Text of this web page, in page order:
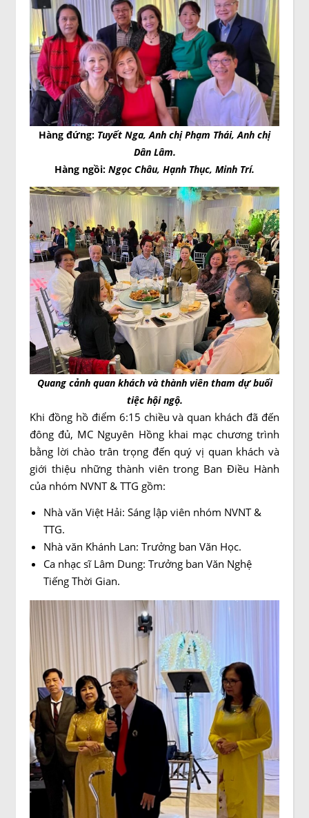
Hàng đứng: Tuyết Nga, Anh chị Phạm Thái, Anh chị
Dân Lâm.
Hàng ngồi: Ngọc Châu, Hạnh Thục, Minh Trí.
Quang cảnh quan khách và thành viên tham dự buổi
tiệc hội ngộ.
Khi đồng hồ điểm 6:15 chiều và quan khách đã đến
đông đủ, MC Nguyên Hồng khai mạc chương trình
bằng lời chào trân trọng đến quý vị quan khách và
giới thiệu những thành viên trong Ban Điều Hành
của nhóm NVNT & TTG gồm:
Nhà văn Việt Hải: Sáng lập viên nhóm NVNT &
TTG.
Nhà văn Khánh Lan: Trưởng ban Văn Học.
Ca nhạc sĩ Lâm Dung: Trưởng ban Văn Nghệ
Tiếng Thời Gian.